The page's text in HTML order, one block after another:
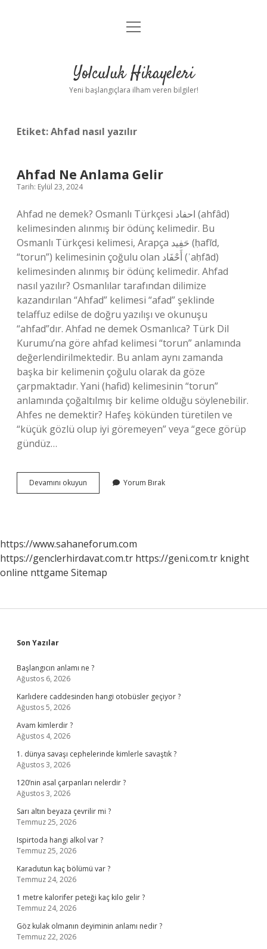
Anasayfa
Yasal Uyarı
menüyü
Yolculuk Hikayeleri
Yeni başlangıçlara ilham veren bilgiler!
Etiket:Ahfad nasıl yazılır
Ahfad Ne Anlama Gelir
Tarih: Eylül 23, 2024
Ahfad ne demek? Osmanlı Türkçesi احفاد (ahfâd)
kelimesinden alınmış bir ödünç kelimedir. Bu
Osmanlı Türkçesi kelimesi, Arapça حَفِيد‎ (ḥafīd,
“torun”) kelimesinin çoğulu olan أَحْفَاد‎ (ʾaḥfād)
kelimesinden alınmış bir ödünç kelimedir. Ahfad
nasıl yazılır? Osmanlılar tarafından dilimize
kazandırılan “Ahfad” kelimesi “afad” şeklinde
telaffuz edilse de doğru yazılışı ve okunuşu
“ahfad”dır. Ahfad ne demek Osmanlıca? Türk Dil
Kurumu’na göre ahfad kelimesi “torun” anlamında
değerlendirilmektedir. Bu anlam aynı zamanda
başka bir kelimenin çoğulu olarak da göze
çarpmaktadır. Yani (hafid) kelimesinin “torun”
anlamında çoğaltılmış bir kelime olduğu söylenebilir.
Ahfes ne demektir? Hafeş kökünden türetilen ve
“küçük gözlü olup iyi göremeyen” veya “gece görüp
gündüz…
Devamını okuyun
Ne
Yorum Bırak
https://www.sahaneforum.com
https://genclerhirdavat.com.tr https://geni.com.tr knight
online nttgame Sitemap
Sidebar
Son Yazılar
Başlangıcın anlamı ne ?
Ağustos 6, 2026
Karlıdere caddesinden hangi otobüsler geçiyor ?
Ağustos 5, 2026
Avam kimlerdir ?
Ağustos 4, 2026
1. dünya savaşı cephelerinde kimlerle savaştık ?
Ağustos 3, 2026
120’nin asal çarpanları nelerdir ?
Ağustos 3, 2026
Sarı altın beyaza çevrilir mi ?
Temmuz 25, 2026
Ispirtoda hangi alkol var ?
Temmuz 25, 2026
Karadutun kaç bölümü var ?
Temmuz 24, 2026
1 metre kalorifer peteği kaç kilo gelir ?
Temmuz 24, 2026
Göz kulak olmanın deyiminin anlamı nedir ?
Temmuz 22, 2026